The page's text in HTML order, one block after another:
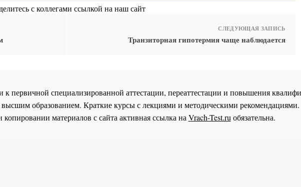
с коллегами ссылкой на наш сайт
СЛЕДУЮЩАЯ ЗАПИСЬ
Транзиторная гипотермия чаще наблюдается
к первичной специализированной аттестации, переаттестации и повышения
образованием. Краткие курсы с лекциями и методическими рекомендациями.
копировании материалов с сайта активная ссылка наVrach-Test.ruобязательна.